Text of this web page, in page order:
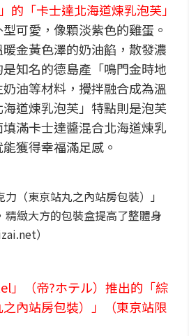
的「卡士達北海道煉乳泡芙」
型可愛，像顆淡紫色的雞蛋。
金黃色澤的奶油餡，散發濃
知名的德島產「鳴門金時地
油等材料，攪拌融合成為溫
道煉乳泡芙」特點則是泡芙
滿卡士達醬混合北海道煉乳
獲得幸福滿足感。
（東京站丸之內站房包裝）」
精緻大方的包裝盒提高了整體身
）
」（帝?ホテル）推出的「綜
內站房包裝）」（東京站限